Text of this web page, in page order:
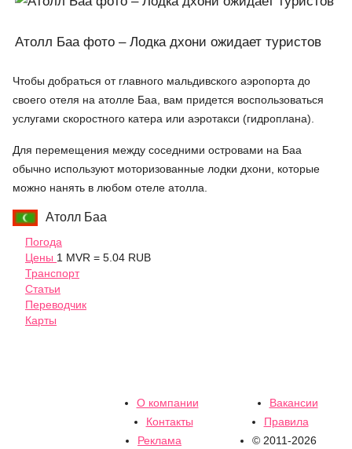
Атолл Баа фото – Лодка дхони ожидает туристов
Чтобы добраться от главного мальдивского аэропорта до
своего отеля на атолле Баа, вам придется воспользоваться
услугами скоростного катера или аэротакси (гидроплана).
Для перемещения между соседними островами на Баа
обычно используют моторизованные лодки дхони, которые
можно нанять в любом отеле атолла.
Атолл Баа
Погода
Цены 1 MVR = 5.04 RUB
Транспорт
Статьи
Переводчик
Карты
О компании
Вакансии
Контакты
Правила
Реклама
© 2011-2026